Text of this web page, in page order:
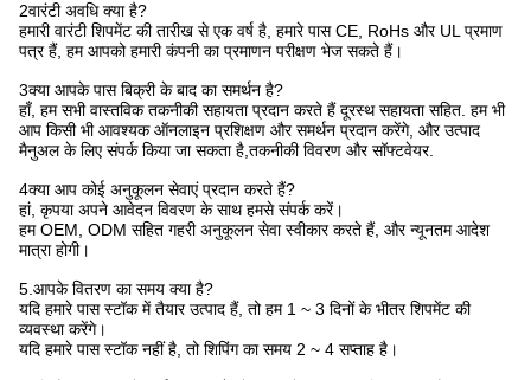
2वारंटी अवधि क्या है?
हमारी वारंटी शिपमेंट की तारीख से एक वर्ष है, हमारे पास CE, RoHs और UL प्रमाण
पत्र हैं, हम आपको हमारी कंपनी का प्रमाणन परीक्षण भेज सकते हैं।
3क्या आपके पास बिक्री के बाद का समर्थन है?
हाँ, हम सभी वास्तविक तकनीकी सहायता प्रदान करते हैं दूरस्थ सहायता सहित. हम भी
आप किसी भी आवश्यक ऑनलाइन प्रशिक्षण और समर्थन प्रदान करेंगे, और उत्पाद
मैनुअल के लिए संपर्क किया जा सकता है,तकनीकी विवरण और सॉफ्टवेयर.
4क्या आप कोई अनुकूलन सेवाएं प्रदान करते हैं?
हां, कृपया अपने आवेदन विवरण के साथ हमसे संपर्क करें।
हम OEM, ODM सहित गहरी अनुकूलन सेवा स्वीकार करते हैं, और न्यूनतम आदेश
मात्रा होगी।
5.आपके वितरण का समय क्या है?
यदि हमारे पास स्टॉक में तैयार उत्पाद हैं, तो हम 1 ~ 3 दिनों के भीतर शिपमेंट की
व्यवस्था करेंगे।
यदि हमारे पास स्टॉक नहीं है, तो शिपिंग का समय 2 ~ 4 सप्ताह है।